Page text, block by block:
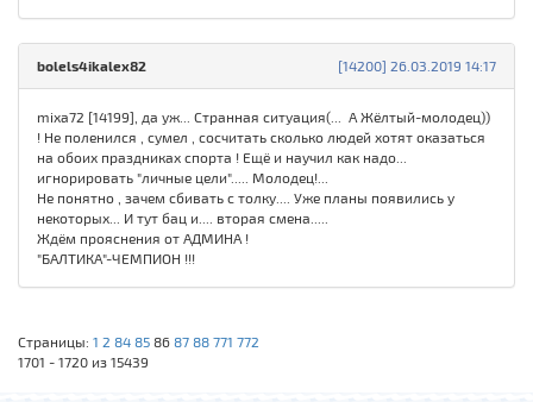
[14200] 26.03.2019 14:17
bolels4ikalex82
mixa72 [14199], да уж... Странная ситуация(... А Жёлтый-молодец))
! Не поленился , сумел , сосчитать сколько людей хотят оказаться
на обоих праздниках спорта ! Ещё и научил как надо...
игнорировать "личные цели"..... Молодец!...
Не понятно , зачем сбивать с толку.... Уже планы появились у
некоторых... И тут бац и.... вторая смена.....
Ждём прояснения от АДМИНА !
"БАЛТИКА"-ЧЕМПИОН !!!
Страницы: 1 2 84 85 86 87 88 771 772
1701 - 1720 из 15439